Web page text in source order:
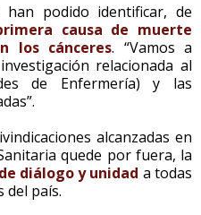
han podido identificar, de
causa de muerte
los cánceres. “Vamos a
relacionada al
de Enfermería) y las
alcanzadas en
quede por fuera, la
diálogo y unidad a todas
del país.